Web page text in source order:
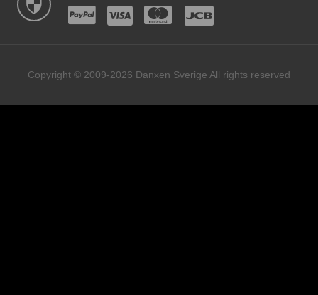
Copyright © 2009-2026 Danxen Sverige All rights reserved